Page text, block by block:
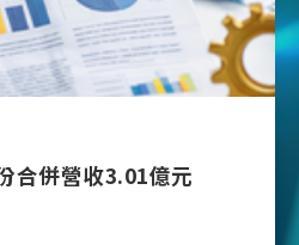
合併營收3.01億元